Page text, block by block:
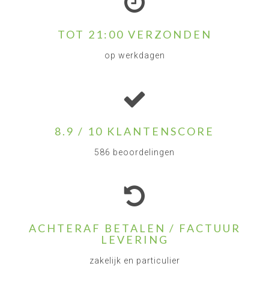
TOT 21:00 VERZONDEN
op werkdagen
8.9 / 10 KLANTENSCORE
586 beoordelingen
ACHTERAF BETALEN / FACTUUR
LEVERING
zakelijk en particulier